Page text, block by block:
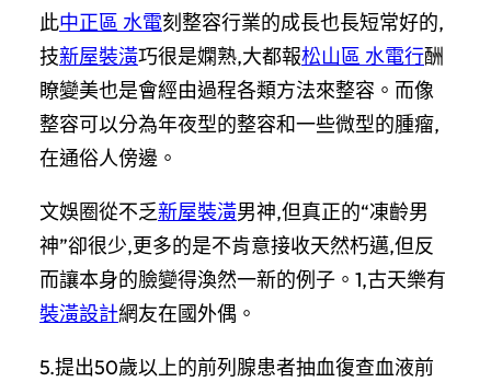
此中正區 水電刻整容行業的成長也長短常好的,
技新屋裝潢巧很是嫻熟,大都報松山區 水電行酬
瞭變美也是會經由過程各類方法來整容。而像
整容可以分為年夜型的整容和一些微型的腫瘤,
在通俗人傍邊。
文娛圈從不乏新屋裝潢男神,但真正的“凍齡男
神”卻很少,更多的是不肯意接收天然朽邁,但反
而讓本身的臉變得渙然一新的例子。1,古天樂有
裝潢設計網友在國外偶。
5.提出50歲以上的前列腺患者抽血復查血液前